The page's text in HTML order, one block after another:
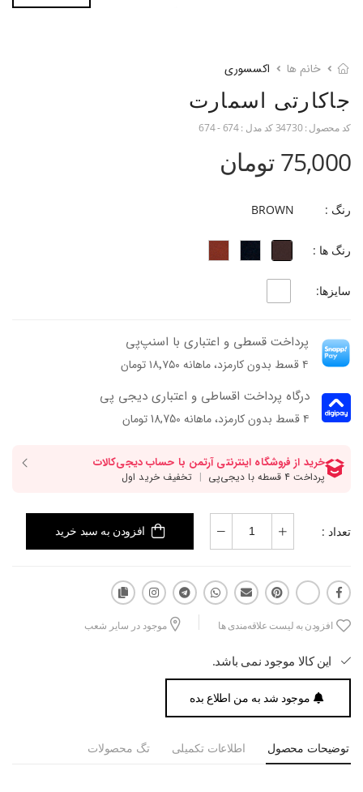
خانم ها اکسسوری
جاکارتی اسمارت
کد محصول :34730کد مدل :674 - 674
75,000 تومان
رنگ : BROWN
رنگ ها :
سایزها:
پرداخت قسطی و اعتباری با اسنپ‌پی
۴ قسط بدون کارمزد، ماهانه ۱۸٬۷۵۰ تومان
درگاه پرداخت اقساطی و اعتباری دیجی پی
۴ قسط بدون کارمزد، ماهانه 18,750 تومان
تعداد : افزودن به سبد خرید
افزودن به لیست علاقه‌مندی ها موجود در سایر شعب
این کالا موجود نمی باشد.
موجود شد به من اطلاع بده
توضیحات محصول اطلاعات تکمیلی تگ محصولات